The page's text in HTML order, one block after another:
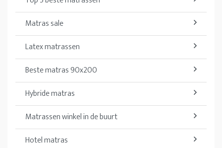
Matras sale
Latex matrassen
Beste matras 90x200
Hybride matras
Matrassen winkel in de buurt
Hotel matras